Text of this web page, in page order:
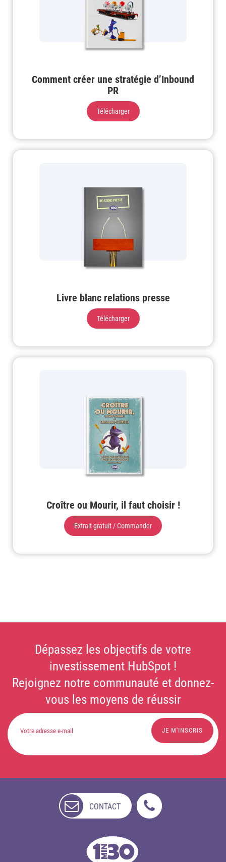
Comment créer une stratégie d’Inbound
PR
Télécharger
Livre blanc relations presse
Télécharger
Croître ou Mourir, il faut choisir !
Extrait gratuit / Commander
Dépassez les objectifs de votre
investissement HubSpot !
Rejoignez notre communauté et donnez-
vous les moyens de réussir
CONTACT
DISPONIBLE